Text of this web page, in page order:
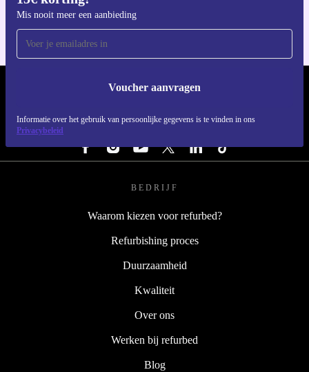
Mis nooit meer een aanbieding
Voucher aanvragen
Informatie over het gebruik van persoonlijke gegevens is te vinden in ons
Privacybeleid
REFURBED NEDERLAND - RETHINK NEW.
VOLG ONS
BEDRIJF
Waarom kiezen voor refurbed?
Refurbishing proces
Duurzaamheid
Kwaliteit
Over ons
Werken bij refurbed
Blog